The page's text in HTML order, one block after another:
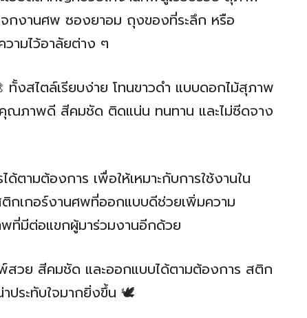
จกงานศพ ซองยาอม ถุงของที่ระลึก หรือ
ามไว้อาลัยต่าง ๆ
งสไตล์เรียบง่าย โทนขาวดำ แบบดอกไม้สุภาพ
คุณภาพดี สีคมชัด ติดแน่น ทนทาน และไม่ซีดจาง
ามต้องการ เพื่อให้เหมาะกับการใช้งานใน
กเกอร์งานศพที่ออกแบบดีช่วยเพิ่มความ
พที่มีต่อแขกผู้มาร่วมงานอีกด้วย
วย สีคมชัด และออกแบบได้ตามต้องการ สติก
ประทับใจมากยิ่งขึ้น 🕊️